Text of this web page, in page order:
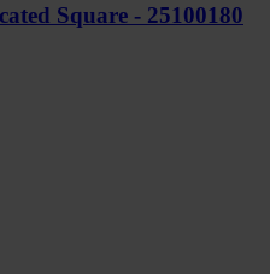
Square - 25100180